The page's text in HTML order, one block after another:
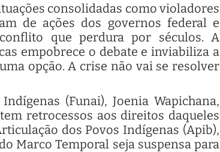
consolidadas como violadores
de ações dos governos federal e
que perdura por séculos. A
empobrece o debate e inviabiliza a
opção. A crise não vai se resolver
(Funai), Joenia Wapichana,
retrocessos aos direitos daqueles
dos Povos Indígenas (Apib),
Marco Temporal seja suspensa para